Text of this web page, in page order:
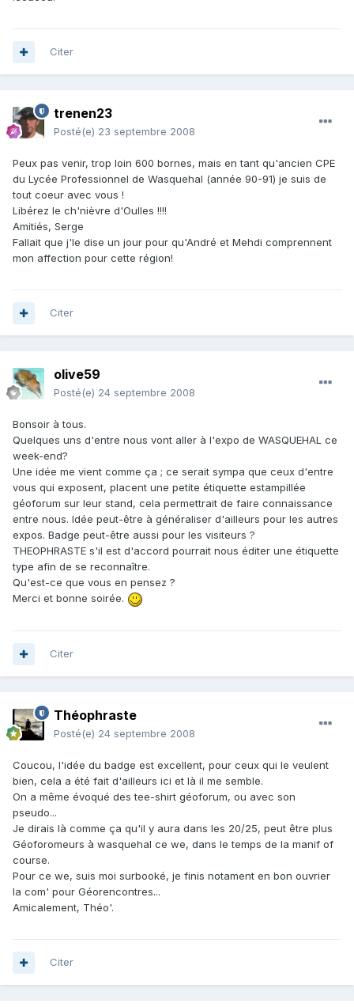
Citer
trenen23
Posté(e) 23 septembre 2008
Peux pas venir, trop loin 600 bornes, mais en tant qu'ancien CPE
du Lycée Professionnel de Wasquehal (année 90-91) je suis de
tout coeur avec vous !
Libérez le ch'nièvre d'Oulles !!!!
Amitiés, Serge
Fallait que j'le dise un jour pour qu'André et Mehdi comprennent
mon affection pour cette région!
Citer
olive59
Posté(e) 24 septembre 2008
Bonsoir à tous.
Quelques uns d'entre nous vont aller à l'expo de WASQUEHAL ce
week-end?
Une idée me vient comme ça ; ce serait sympa que ceux d'entre
vous qui exposent, placent une petite étiquette estampillée
géoforum sur leur stand, cela permettrait de faire connaissance
entre nous. Idée peut-être à généraliser d'ailleurs pour les autres
expos. Badge peut-être aussi pour les visiteurs ?
THEOPHRASTE s'il est d'accord pourrait nous éditer une étiquette
type afin de se reconnaître.
Qu'est-ce que vous en pensez ?
Merci et bonne soirée.
Citer
Théophraste
Posté(e) 24 septembre 2008
Coucou, l'idée du badge est excellent, pour ceux qui le veulent
bien, cela a été fait d'ailleurs ici et là il me semble.
On a même évoqué des tee-shirt géoforum, ou avec son
pseudo...
Je dirais là comme ça qu'il y aura dans les 20/25, peut être plus
Géoforomeurs à wasquehal ce we, dans le temps de la manif of
course.
Pour ce we, suis moi surbooké, je finis notament en bon ouvrier
la com' pour Géorencontres...
Amicalement, Théo'.
Citer